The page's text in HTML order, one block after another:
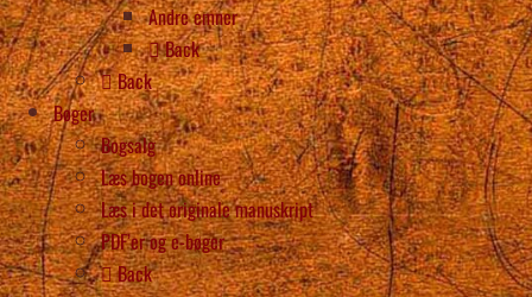
Andre emner
Back
Back
Bøger
Bogsalg
Læs bogen online
Læs i det originale manuskript
PDF’er og e-bøger
Back